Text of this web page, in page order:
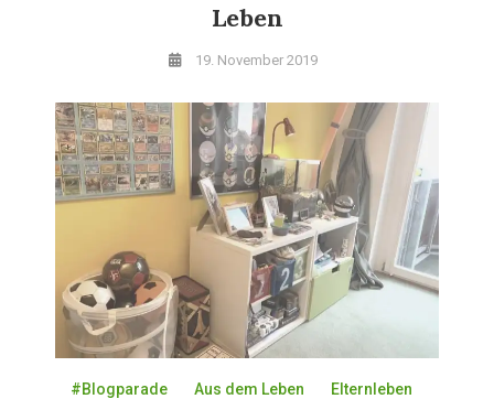
Leben
19. November 2019
#Blogparade Aus dem Leben Elternleben